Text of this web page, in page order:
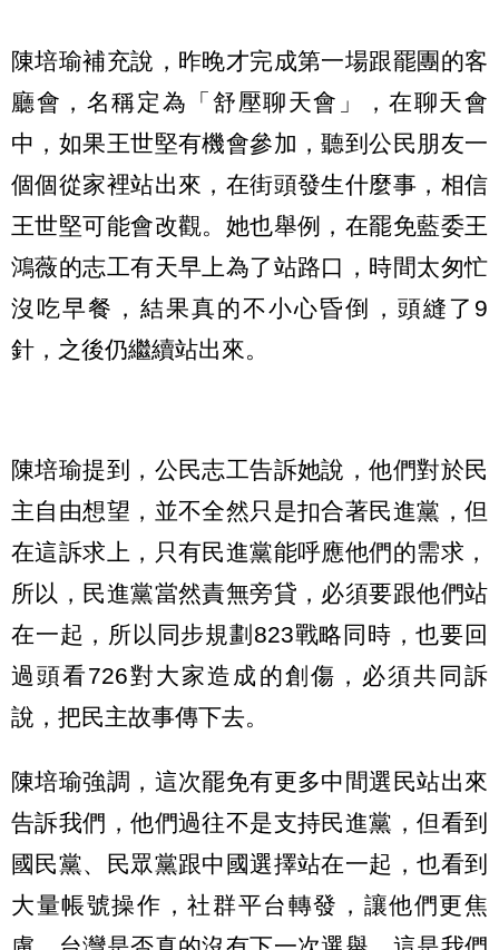
陳培瑜補充說，昨晚才完成第一場跟罷團的客
廳會，名稱定為「舒壓聊天會」，在聊天會
中，如果王世堅有機會參加，聽到公民朋友一
個個從家裡站出來，在街頭發生什麼事，相信
王世堅可能會改觀。她也舉例，在罷免藍委王
鴻薇的志工有天早上為了站路口，時間太匆忙
沒吃早餐，結果真的不小心昏倒，頭縫了9
針，之後仍繼續站出來。
陳培瑜提到，公民志工告訴她說，他們對於民
主自由想望，並不全然只是扣合著民進黨，但
在這訴求上，只有民進黨能呼應他們的需求，
所以，民進黨當然責無旁貸，必須要跟他們站
在一起，所以同步規劃823戰略同時，也要回
過頭看726對大家造成的創傷，必須共同訴
說，把民主故事傳下去。
陳培瑜強調，這次罷免有更多中間選民站出來
告訴我們，他們過往不是支持民進黨，但看到
國民黨、民眾黨跟中國選擇站在一起，也看到
大量帳號操作，社群平台轉發，讓他們更焦